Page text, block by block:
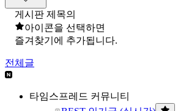
게시판 제목의
아이콘을 선택하면
즐겨찾기에 추가됩니다.
전체글
타임스프레드 커뮤니티